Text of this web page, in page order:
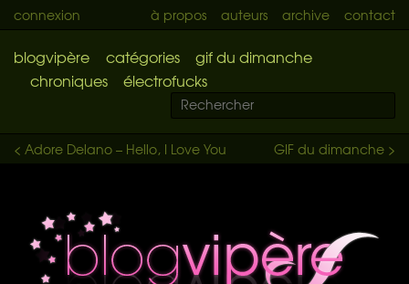
connexion à propos auteurs archive contact
blogvipère catégories
gif du dimanche
chroniques
électrofucks
GIF du dimanche >
< Adore Delano – Hello, I Love You